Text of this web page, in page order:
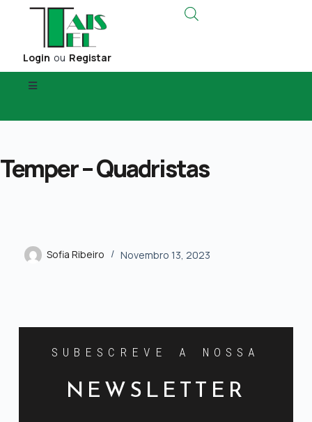
Login ou Registar
Temper – Quadristas
Sofia Ribeiro Novembro 13, 2023
SUBESCREVE A NOSSA
NEWSLETTER